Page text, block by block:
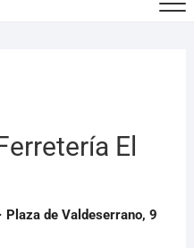
El
Plaza de Valdeserrano, 9